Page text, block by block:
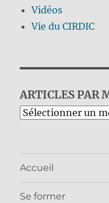
Vidéos
Vie du CIRDIC
ARTICLES PAR
Archives
Accueil
Se former